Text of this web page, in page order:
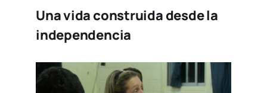
Una vida construida desde la
independencia